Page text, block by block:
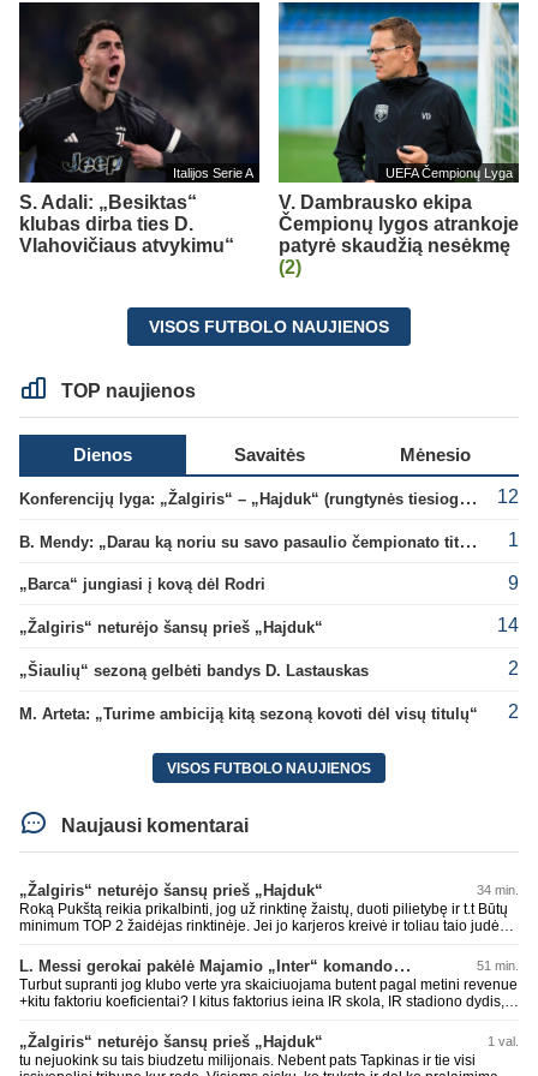
Italijos Serie A
S. Adali: „Besiktas“
klubas dirba ties D.
Vlahovičiaus atvykimu“
UEFA Čempionų Lyga
V. Dambrausko ekipa
Čempionų lygos atrankoje
patyrė skaudžią nesėkmę
(2)
VISOS FUTBOLO NAUJIENOS
TOP naujienos
Dienos Savaitės Mėnesio
Konferencijų lyga: „Žalgiris“ – „Hajduk“ (rungtynės tiesiogiai) 12
B. Mendy: „Darau ką noriu su savo pasaulio čempionato titulu“ 1
„Barca“ jungiasi į kovą dėl Rodri 9
„Žalgiris“ neturėjo šansų prieš „Hajduk“ 14
„Šiaulių“ sezoną gelbėti bandys D. Lastauskas 2
M. Arteta: „Turime ambiciją kitą sezoną kovoti dėl visų titulų“ 2
VISOS FUTBOLO NAUJIENOS
Naujausi komentarai
„Žalgiris“ neturėjo šansų prieš „Hajduk“ 34 min.
Roką Pukštą reikia prikalbinti, jog už rinktinę žaistų, duoti pilietybę ir t.t Būtų
minimum TOP 2 žaidėjas rinktinėje. Jei jo karjeros kreivė ir toliau taio judės,
L. Messi gerokai pakėlė Majamio „Inter“ komandos vertę 51 min.
Turbut supranti jog klubo verte yra skaiciuojama butent pagal metini revenue
+kitu faktoriu koeficientai? I kitus faktorius ieina IR skola, IR stadiono dydis,
puikiausiai sugeneravo rekordini 1.1B revenue, kas stipriai prisidejo prie
milzinisko klubo vertes suoli siemet. Be to, tie 200 pamineti cia yra visiskai
on-point, jeigu jau musu mylimas D. prasneko apie klubo vertes kelima, arba
„Žalgiris“ neturėjo šansų prieš „Hajduk“ 1 val.
tu nejuokink su tais biudzetu milijonais. Nebent pats Tapkinas ir tie visi